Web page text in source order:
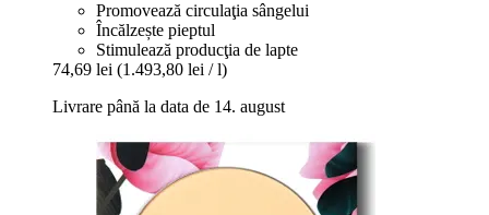
Promovează circulaţia sângelui
Încălzește pieptul
Stimulează producţia de lapte
74,69 lei (1.493,80 lei / l)
Livrare până la data de 14. august